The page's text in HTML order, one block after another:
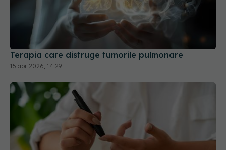
Terapia care distruge tumorile pulmonare
15 apr 2026, 14:29